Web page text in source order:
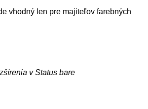
vhodný len pre majiteľov farebných
v Status bare